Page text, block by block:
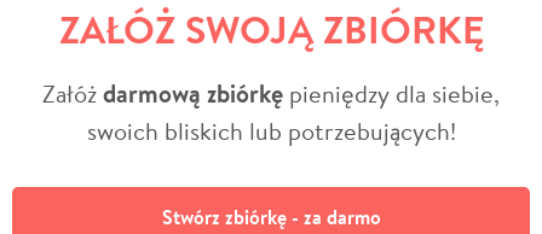
ZAŁÓŻ SWOJĄ ZBIÓRKĘ
Załóżdarmową zbiórkę pieniędzy dla siebie,
swoich bliskich lub potrzebujących!
Stwórz zbiórkę - za darmo